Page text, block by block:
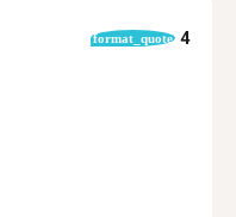
format_quote 4